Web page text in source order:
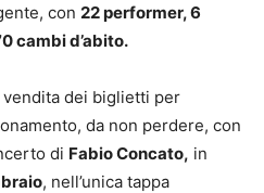
con 22 performer, 6
cambi d’abito.
dei biglietti per
da non perdere, con
di Fabio Concato, in
, nell’unica tappa